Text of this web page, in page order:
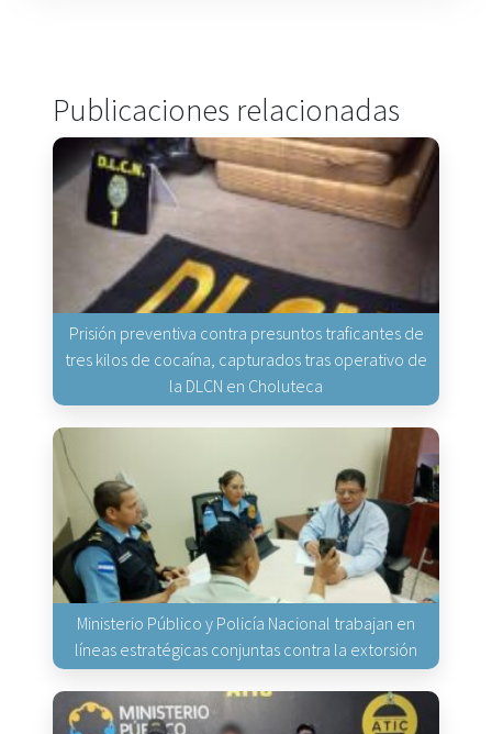
Publicaciones relacionadas
Prisión preventiva contra presuntos traficantes de
tres kilos de cocaína, capturados tras operativo de
la DLCN en Choluteca
Ministerio Público y Policía Nacional trabajan en
líneas estratégicas conjuntas contra la extorsión